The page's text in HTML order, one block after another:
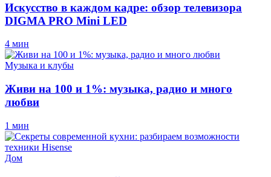
Искусство в каждом кадре: обзор телевизора
DIGMA PRO Mini LED
4 мин
Музыка и клубы
Живи на 100 и 1%: музыка, радио и много
любви
1 мин
Дом